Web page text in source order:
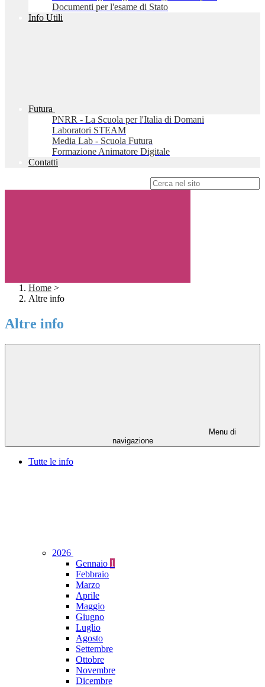
Documenti per l'esame di Stato
Info Utili
Futura
PNRR - La Scuola per l'Italia di Domani
Laboratori STEAM
Media Lab - Scuola Futura
Formazione Animatore Digitale
Contatti
Home >
Altre info
Altre info
Menu di
navigazione
Tutte le info
2026
Gennaio 1
Febbraio
Marzo
Aprile
Maggio
Giugno
Luglio
Agosto
Settembre
Ottobre
Novembre
Dicembre